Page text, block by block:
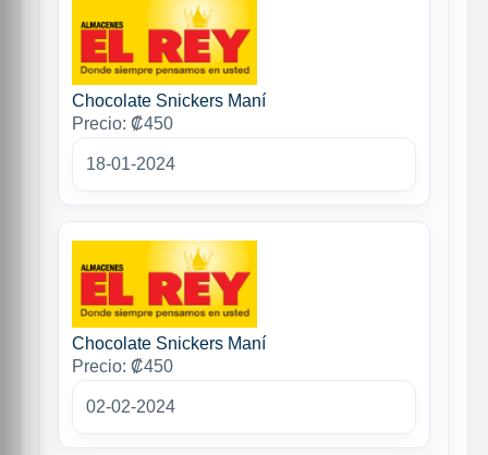
Chocolate Snickers Maní
Precio: ₡450
18-01-2024
Chocolate Snickers Maní
Precio: ₡450
02-02-2024